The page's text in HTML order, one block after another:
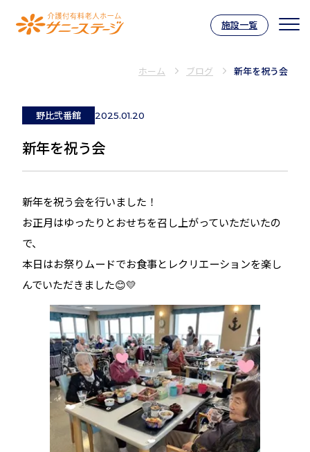
介護付有料老人ホーム サニーステー
施設一覧
ホーム ブログ 新年を祝う会
野比弐番館 2025.01.20
新年を祝う会
新年を祝う会を行いました！
お正月はゆったりとおせちを召し上がっていただいたの
で、
本日はお祭りムードでお食事とレクリエーションを楽し
んでいただきました😊💛